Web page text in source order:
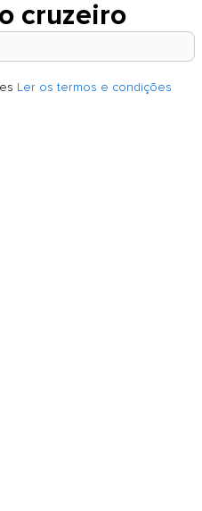
cruzeiro
Ler os termos e condições